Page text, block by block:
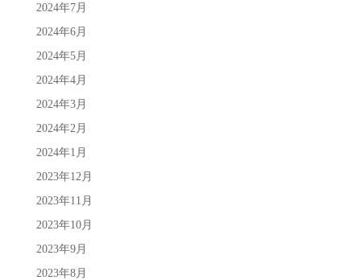
2024年7月
2024年6月
2024年5月
2024年4月
2024年3月
2024年2月
2024年1月
2023年12月
2023年11月
2023年10月
2023年9月
2023年8月